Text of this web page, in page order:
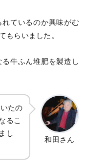
ているのか興味がむ
もらいました。
牛ふん堆肥を製造し
たの
るこ
し
和田さん